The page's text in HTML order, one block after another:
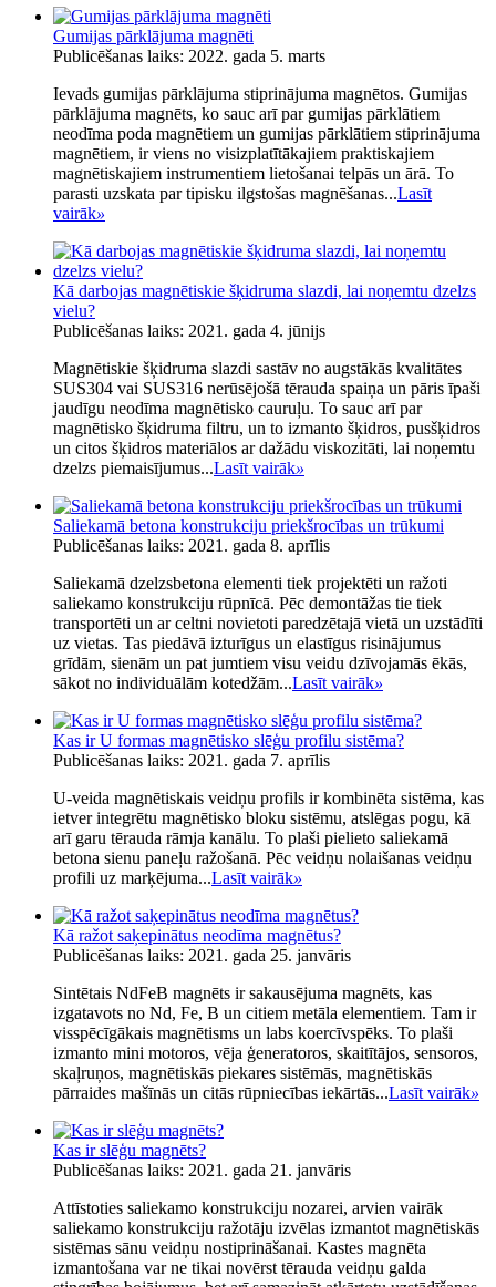
Gumijas pārklājuma magnēti
Publicēšanas laiks: 2022. gada 5. marts
Ievads gumijas pārklājuma stiprinājuma magnētos. Gumijas
pārklājuma magnēts, ko sauc arī par gumijas pārklātiem
neodīma poda magnētiem un gumijas pārklātiem stiprinājuma
magnētiem, ir viens no visizplatītākajiem praktiskajiem
magnētiskajiem instrumentiem lietošanai telpās un ārā. To
parasti uzskata par tipisku ilgstošas ​​magnēšanas...Lasīt
vairāk»
Kā darbojas magnētiskie šķidruma slazdi, lai noņemtu dzelzs
vielu?
Publicēšanas laiks: 2021. gada 4. jūnijs
Magnētiskie šķidruma slazdi sastāv no augstākās kvalitātes
SUS304 vai SUS316 nerūsējošā tērauda spaiņa un pāris īpaši
jaudīgu neodīma magnētisko cauruļu. To sauc arī par
magnētisko šķidruma filtru, un to izmanto šķidros, pusšķidros
un citos šķidros materiālos ar dažādu viskozitāti, lai noņemtu
dzelzs piemaisījumus...Lasīt vairāk»
Saliekamā betona konstrukciju priekšrocības un trūkumi
Publicēšanas laiks: 2021. gada 8. aprīlis
Saliekamā dzelzsbetona elementi tiek projektēti un ražoti
saliekamo konstrukciju rūpnīcā. Pēc demontāžas tie tiek
transportēti un ar celtni novietoti paredzētajā vietā un uzstādīti
uz vietas. Tas piedāvā izturīgus un elastīgus risinājumus
grīdām, sienām un pat jumtiem visu veidu dzīvojamās ēkās,
sākot no individuālām kotedžām...Lasīt vairāk»
Kas ir U formas magnētisko slēģu profilu sistēma?
Publicēšanas laiks: 2021. gada 7. aprīlis
U-veida magnētiskais veidņu profils ir kombinēta sistēma, kas
ietver integrētu magnētisko bloku sistēmu, atslēgas pogu, kā
arī garu tērauda rāmja kanālu. To plaši pielieto saliekamā
betona sienu paneļu ražošanā. Pēc veidņu nolaišanas veidņu
profili uz marķējuma...Lasīt vairāk»
Kā ražot saķepinātus neodīma magnētus?
Publicēšanas laiks: 2021. gada 25. janvāris
Sintētais NdFeB magnēts ir sakausējuma magnēts, kas
izgatavots no Nd, Fe, B un citiem metāla elementiem. Tam ir
visspēcīgākais magnētisms un labs koercīvspēks. To plaši
izmanto mini motoros, vēja ģeneratoros, skaitītājos, sensoros,
skaļruņos, magnētiskās piekares sistēmās, magnētiskās
pārraides mašīnās un citās rūpniecības iekārtās...Lasīt vairāk»
Kas ir slēģu magnēts?
Publicēšanas laiks: 2021. gada 21. janvāris
Attīstoties saliekamo konstrukciju nozarei, arvien vairāk
saliekamo konstrukciju ražotāju izvēlas izmantot magnētiskās
sistēmas sānu veidņu nostiprināšanai. Kastes magnēta
izmantošana var ne tikai novērst tērauda veidņu galda